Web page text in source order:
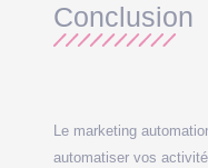
Conclusion
Le marketing
automatiser vos